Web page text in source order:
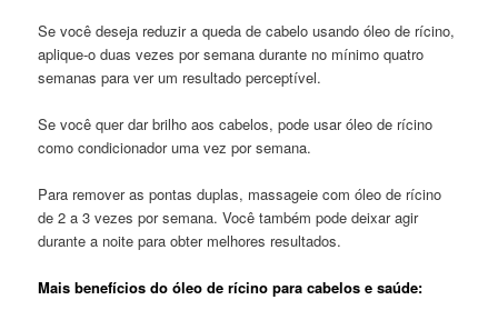
Se você deseja reduzir a queda de cabelo usando óleo de rícino,
aplique-o duas vezes por semana durante no mínimo quatro
semanas para ver um resultado perceptível.
Se você quer dar brilho aos cabelos, pode usar óleo de rícino
como condicionador uma vez por semana.
Para remover as pontas duplas, massageie com óleo de rícino
de 2 a 3 vezes por semana. Você também pode deixar agir
durante a noite para obter melhores resultados.
Mais benefícios do óleo de rícino para cabelos e saúde: